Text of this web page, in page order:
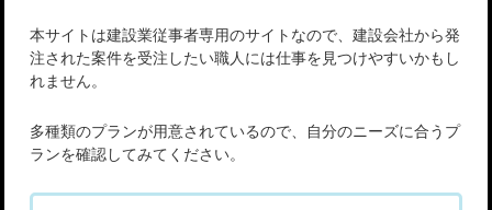
本サイトは建設業従事者専用のサイトなので、建設会社から発
注された案件を受注したい職人には仕事を見つけやすいかもし
れません。
多種類のプランが用意されているので、自分のニーズに合うプ
ランを確認してみてください。